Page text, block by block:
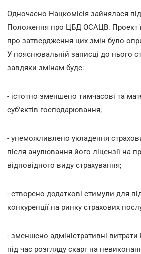
Одночасно Нацкомісія зайнялася
Положення про ЦБД ОСАЦВ. Проект
про затвердження цих змін було
У пояснювальній записці до нього
завдяки змінам буде:
- істотно зменшено тимчасові та
суб'єктів господарювання;
- унеможливлено укладення
після анулювання його ліцензії на
відповідного виду страхування;
- створено додаткові стимули для
конкуренції на ринку страхових
- зменшено адміністративні
під час розгляду скарг на